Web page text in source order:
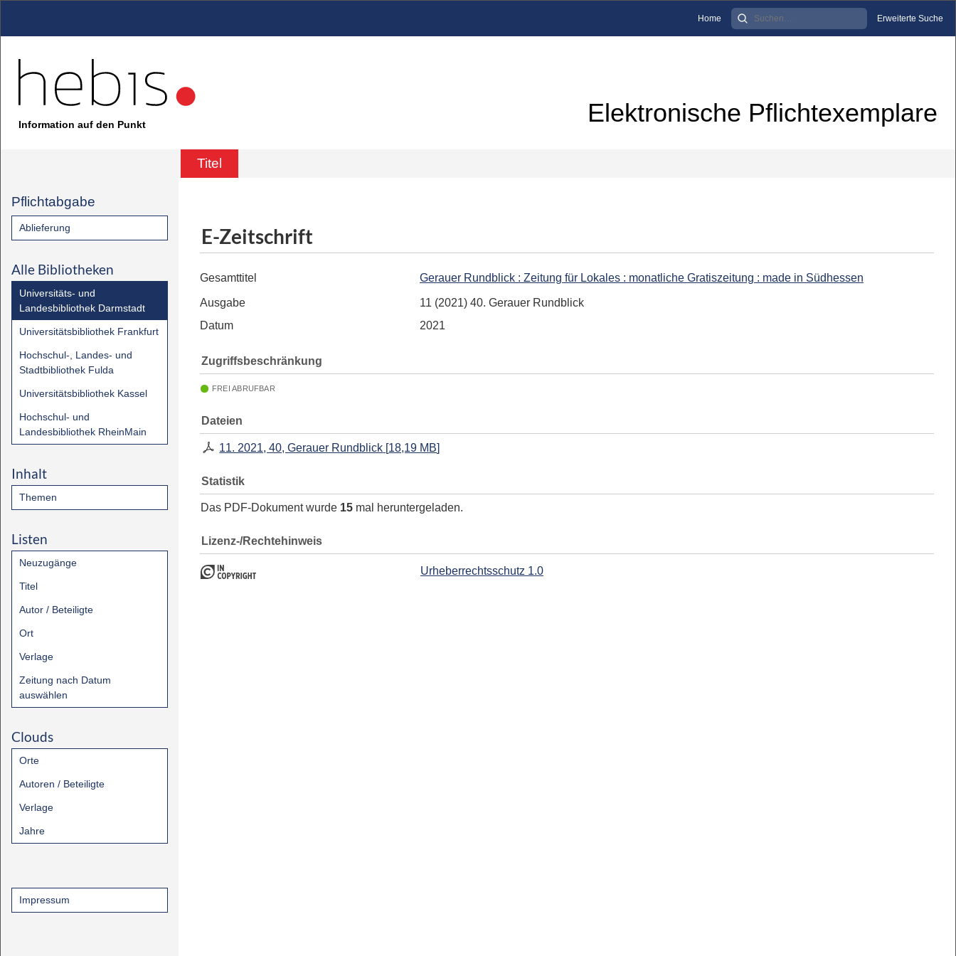
Home Erweiterte Suche
Information auf den Punkt Elektronische Pflichtexemplare
Titel
Pflichtabgabe
Ablieferung
Alle Bibliotheken
Universitäts- und
Landesbibliothek Darmstadt
Universitätsbibliothek Frankfurt
Hochschul-, Landes- und
Stadtbibliothek Fulda
Universitätsbibliothek Kassel
Hochschul- und
Landesbibliothek RheinMain
Inhalt
Themen
Listen
Neuzugänge
Titel
Autor / Beteiligte
Ort
Verlage
Zeitung nach Datum
auswählen
Clouds
Orte
Autoren / Beteiligte
Verlage
Jahre
Impressum
E-Zeitschrift
Gesamttitel Gerauer Rundblick : Zeitung für Lokales : monatliche Gratiszeitung : made in Südhessen
Ausgabe
11 (2021) 40. Gerauer Rundblick
Datum
2021
Zugriffsbeschränkung
FREI ABRUFBAR
Dateien
11. 2021, 40, Gerauer Rundblick [18,19 MB]
Statistik
Das PDF-Dokument wurde 15 mal heruntergeladen.
Lizenz-/Rechtehinweis
Urheberrechtsschutz 1.0